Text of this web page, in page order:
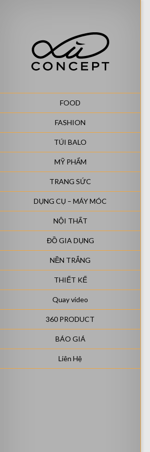
FOOD
FASHION
TÚI BALO
MỸ PHẨM
TRANG SỨC
DỤNG CỤ – MÁY MÓC
NỘI THẤT
ĐỒ GIA DỤNG
NỀN TRẮNG
THIẾT KẾ
Quay video
360 PRODUCT
BÁO GIÁ
Liên Hệ